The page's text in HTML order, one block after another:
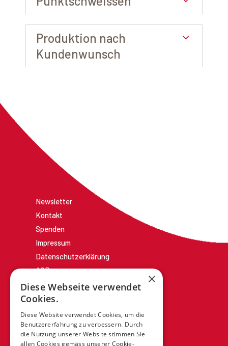
Produktion nach
Kundenwunsch
Newsletter
Kontakt
Spenden
Impressum
Datenschutzerklärung
AGBs
×
Diese Webseite verwendet
Cookies.
Diese Website verwendet Cookies, um die
Benutzererfahrung zu verbessern. Durch
die Nutzung unserer Website stimmen Sie
allen Cookies gemäss unserer Cookie-